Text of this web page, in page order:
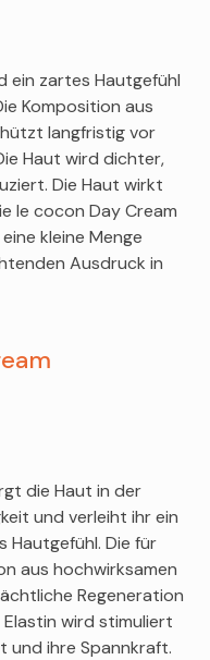
ein zartes Hautgefühl
Komposition aus
langfristig vor
Haut wird dichter,
Die Haut wirkt
le cocon Day Cream
kleine Menge
Ausdruck in
die Haut in der
und verleiht ihr ein
Hautgefühl. Die für
aus hochwirksamen
Regeneration
Elastin wird stimuliert
und ihre Spannkraft.